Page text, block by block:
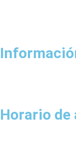
Horario de